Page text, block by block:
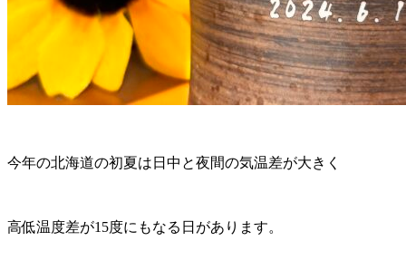
今年の北海道の初夏は日中と夜間の気温差が大きく
高低温度差が15度にもなる日があります。